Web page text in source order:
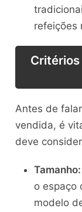
refeições
Antes de
vendida, é
deve
Tamanho:
o espaço
modelo